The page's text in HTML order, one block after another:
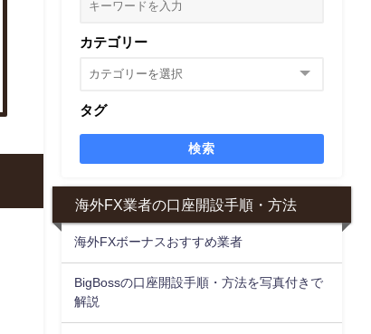
カテゴリー
タグ
検索
海外FX業者の口座開設手順・方法
海外FXボーナスおすすめ業者
BigBossの口座開設手順・方法を写真付きで
解説